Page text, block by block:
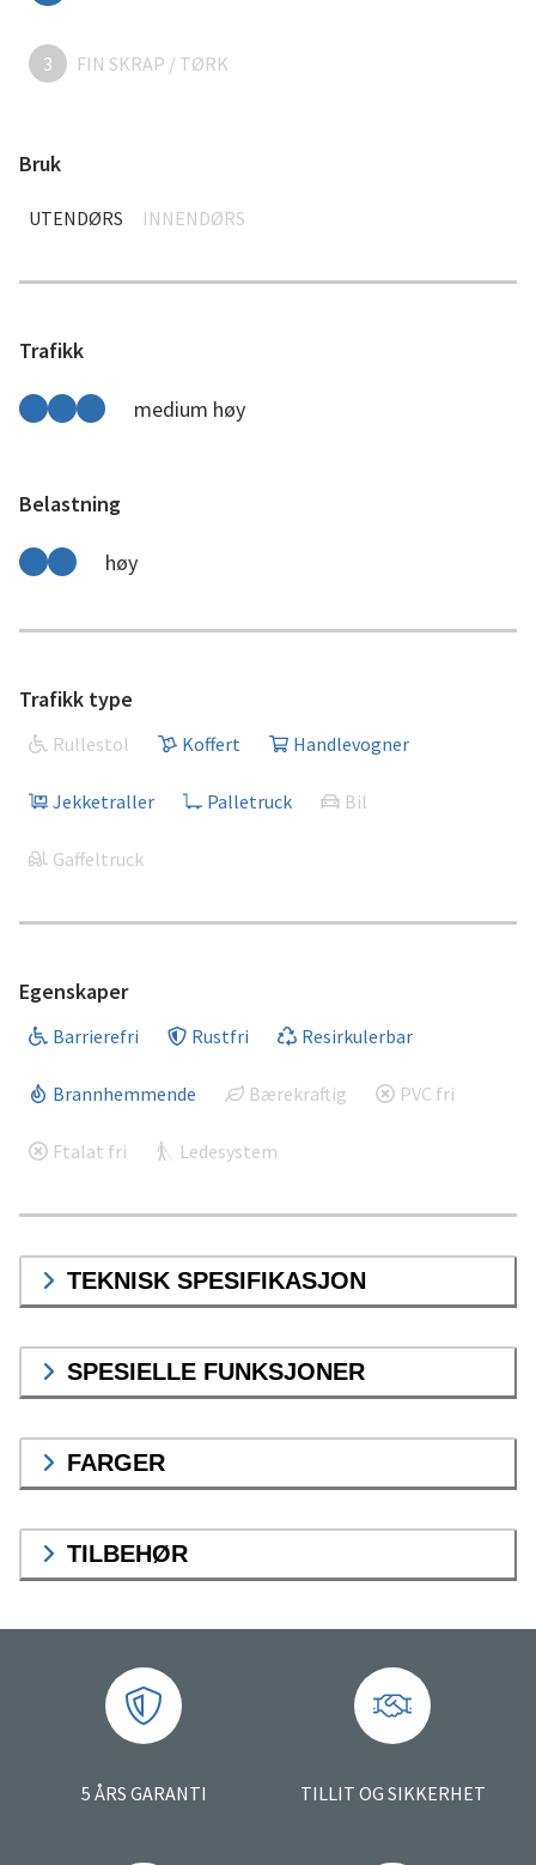
3 FIN SKRAP / TØRK
Bruk
UTENDØRS INNENDØRS
Trafikk
medium høy
Belastning
høy
Trafikk type
Rullestol Koffert Handlevogner
Jekketraller Palletruck Bil
Gaffeltruck
Egenskaper
Barrierefri Rustfri Resirkulerbar
Brannhemmende Bærekraftig PVC fri
Ftalat fri Ledesystem
TEKNISK SPESIFIKASJON
SPESIELLE FUNKSJONER
FARGER
TILBEHØR
5 ÅRS GARANTI TILLIT OG SIKKERHET